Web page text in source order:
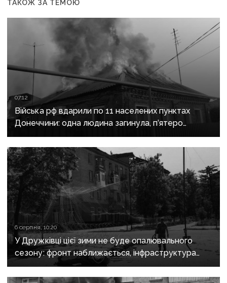
ТАКОЖ ЗА ТЕМОЮ
07:12
Війська рф вдарили по 11 населених пунктах
Донеччини: одна людина загинула, п’ятеро
поранені
6 серпня, 10:20
У Дружківці цієї зими не буде опалювального
сезону: фронт наближається, інфраструктура
критично зруйнована